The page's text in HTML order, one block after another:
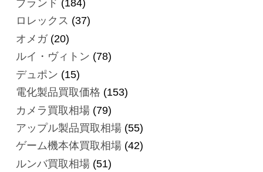
ブランド (184)
ロレックス (37)
オメガ(20)
ルイ・ヴィトン (78)
デュポン (15)
電化製品買取価格 (153)
カメラ買取相場(79)
アップル製品買取相場(55)
ゲーム機本体買取相場(42)
ルンバ買取相場(51)